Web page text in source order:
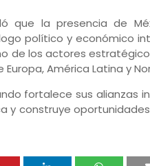
que la presencia de
político y económico
de los actores
América Latina y
fortalece sus alianzas
y construye